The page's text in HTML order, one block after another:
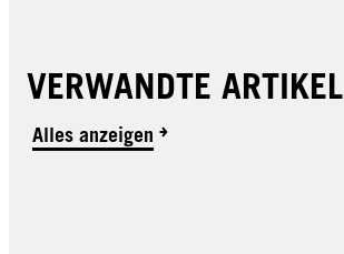
VERWANDTE ARTIKEL
Alles anzeigen